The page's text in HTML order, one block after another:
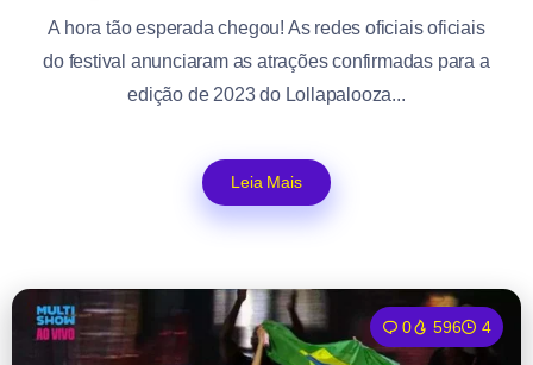
A hora tão esperada chegou! As redes oficiais oficiais
do festival anunciaram as atrações confirmadas para a
edição de 2023 do Lollapalooza...
Leia Mais
0 596 4